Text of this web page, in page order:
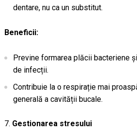
dentare, nu ca un substitut.
Beneficii:
Previne formarea plăcii bacteriene
de infecții.
Contribuie la o respirație mai
generală a cavității bucale.
Gestionarea stresului